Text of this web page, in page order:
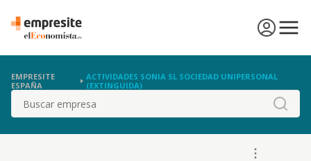
EMPRESITE
ESPAÑA
ACTIVIDADES SONIA SL SOCIEDAD UNIPERSONAL
(EXTINGUIDA)
Buscar